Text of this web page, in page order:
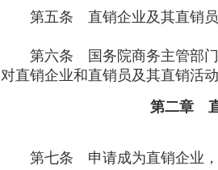
第五条 直销企业及其直销员
第六条 国务院商务主管部门
对直销企业和直销员及其直销活
第二章
第七条 申请成为直销企业，